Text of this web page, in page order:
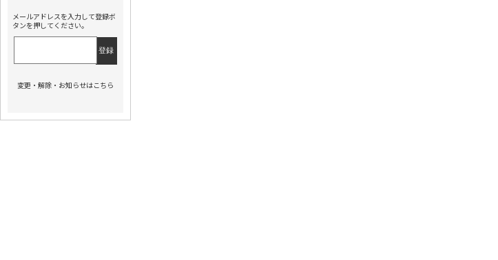
メールアドレスを入力して登録ボ
タンを押してください。
変更・解除・お知らせはこちら